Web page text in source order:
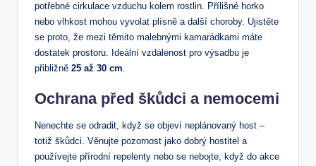
potřebné cirkulace vzduchu kolem rostlin. Přílišné horko
nebo vlhkost mohou vyvolat plísně a další choroby. Ujistěte
se proto, že mezi těmito malebnými kamarádkami máte
dostatek prostoru. Ideální vzdálenost pro výsadbu je
přibližně 25 až 30 cm.
Ochrana před škůdci a nemocemi
Nenechte se odradit, když se objeví neplánovaný host –
totiž škůdci. Věnujte pozornost jako dobrý hostitel a
používejte přírodní repelenty nebo se nebojte, když do akce